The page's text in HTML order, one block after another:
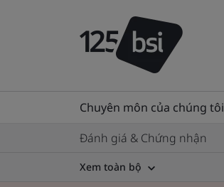
Chuyên môn của chúng tôi
Đánh giá & Chứng nhận
Xem toàn bộ